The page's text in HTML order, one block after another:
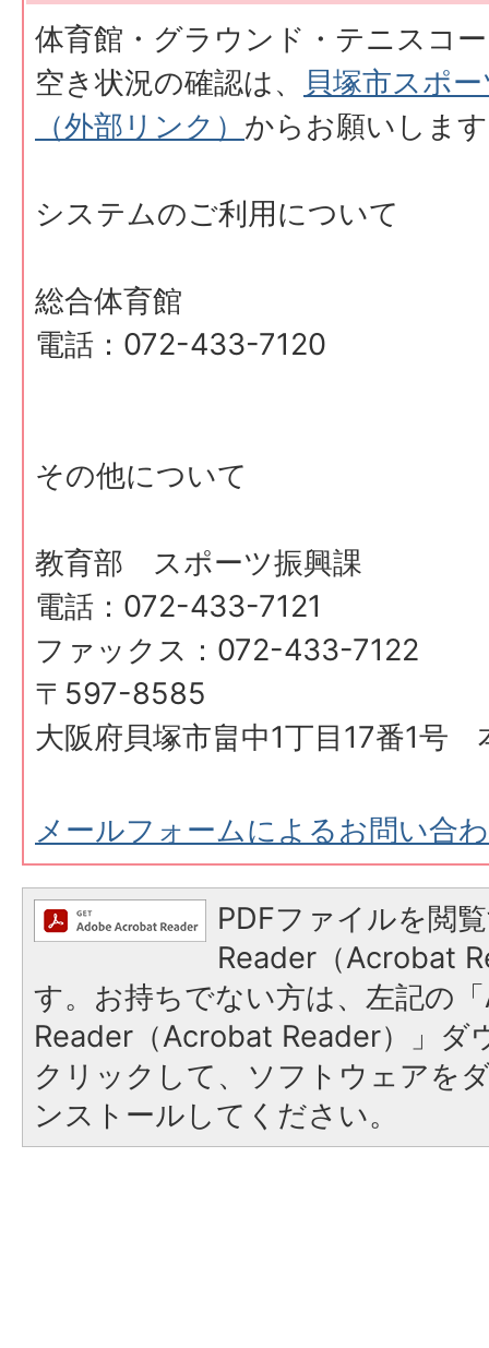
体育館・グラウンド・テニスコ
空き状況の確認は、
貝塚市スポ
（外部リンク） からお願いしま
システムのご利用について
総合体育館
電話：072-433-7120
その他について
教育部 スポーツ振興課
電話：072-433-7121
ファックス：072-433-7122
〒597-8585
大阪府貝塚市畠中1丁目17番1号
メールフォームによるお問い合
PDFファイルを閲
Reader（Acrobat
す。お持ちでない方は、左記の
Reader（Acrobat Reader）」ダ
クリックして、ソフトウェアを
ンストールしてください。